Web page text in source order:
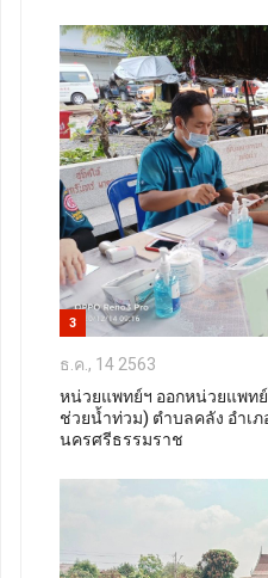
3
ธ.ค., 14 2563
หน่วยแพทย์ฯ ออกหน่วยแพท
ช่วยน้ำท่วม) ตำบลคลัง อำเภ
นครศรีธรรมราช